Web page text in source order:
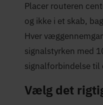
Placer routeren
og ikke i et skab,
Hver
signalstyrken med
signalforbindelse til
Vælg det